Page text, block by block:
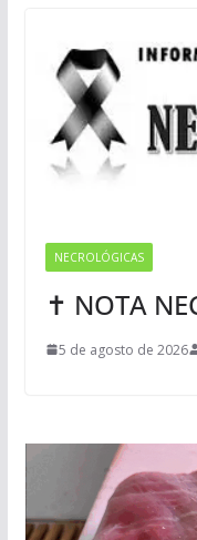
NECROLÓGICAS
✝ NOTA
5 de agosto de 2026